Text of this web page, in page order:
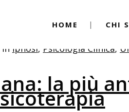
HOME CHI
In Ipnosi, Psicologia Clinica,
la più